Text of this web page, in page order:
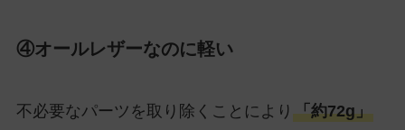
④オールレザーなのに軽い
不必要なパーツを取り除くことにより 「約72g」